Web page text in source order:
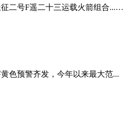
二号F遥二十三运载火箭组合...…
色预警齐发，今年以来最大范...